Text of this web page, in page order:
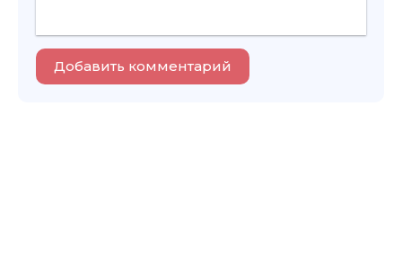
Добавить комментарий